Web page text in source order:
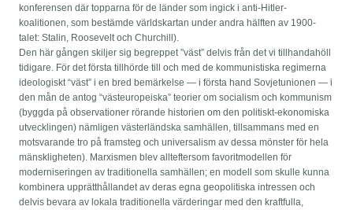
konferensen där topparna för de länder som ingick i anti-Hitler-
koalitionen, som bestämde världskartan under andra hälften av 1900-
talet: Stalin, Roosevelt och Churchill).
Den här gången skiljer sig begreppet ”väst” delvis från det vi tillhandahöll
tidigare. För det första tillhörde till och med de kommunistiska regimerna
ideologiskt “väst” i en bred bemärkelse — i första hand Sovjetunionen — i
den mån de antog “västeuropeiska” teorier om socialism och kommunism
(byggda på observationer rörande historien om den politiskt-ekonomiska
utvecklingen) nämligen västerländska samhällen, tillsammans med en
motsvarande tro på framsteg och universalism av dessa mönster för hela
mänskligheten). Marxismen blev allteftersom favoritmodellen för
moderniseringen av traditionella samhällen; en modell som skulle kunna
kombinera upprätthållandet av deras egna geopolitiska intressen och
delvis bevara av lokala traditionella värderingar med den kraftfulla,